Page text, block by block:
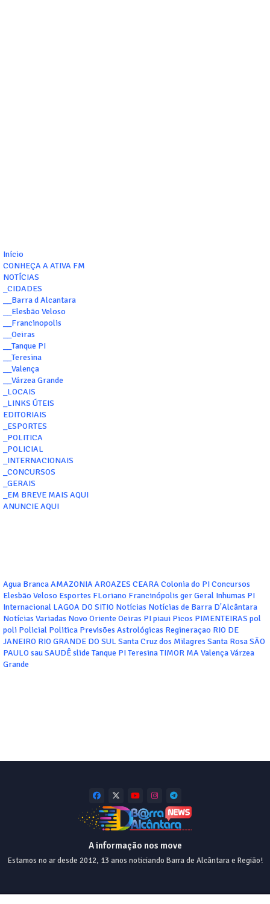
Início
CONHEÇA A ATIVA FM
NOTÍCIAS
_CIDADES
__Barra d Alcantara
__Elesbão Veloso
__Francinopolis
__Oeiras
__Tanque PI
__Teresina
__Valença
__Várzea Grande
_LOCAIS
_LINKS ÚTEIS
EDITORIAIS
_ESPORTES
_POLITICA
_POLICIAL
_INTERNACIONAIS
_CONCURSOS
_GERAIS
_EM BREVE MAIS AQUI
ANUNCIE AQUI
Agua BrancaAMAZONIAAROAZES CEARAColonia do PIConcursos
Elesbão Veloso Esportes FLoriano Francinópolis gerGeral Inhumas PI
Internacional LAGOA DO SITIO Notícias Notícias de Barra D'Alcântara
Notícias Variadas Novo Oriente Oeiras PIpiaui Picos PIMENTEIRAS pol
poli Policial Politica Previsões Astrológicas Regineraçao RIO DE
JANEIRO RIO GRANDE DO SUL Santa Cruz dos Milagres Santa RosaSÃO
PAULOsauSAUDÊslide Tanque PITeresinaTIMOR MAValençaVárzea
Grande
A informação nos move
Estamos no ar desde 2012, 13 anos noticiando Barra de Alcântara e Região!